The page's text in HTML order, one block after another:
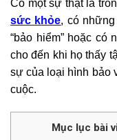
Có một sự thật là
sức khỏe, có
“bảo hiểm” hoặc có
cho đến khi họ thấy
sự của loại hình bảo
cuộc.
Mục lục bài